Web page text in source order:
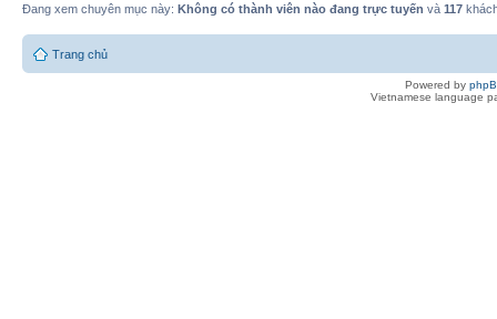
Đang xem chuyên mục này: Không có thành viên nào đang trực tuyến và 117
Trang chủ
Powered by
Vietnamese language